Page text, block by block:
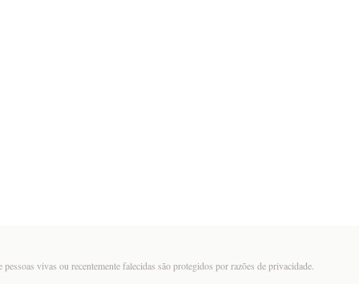
pessoas vivas ou recentemente falecidas são protegidos por razões de privacidade.